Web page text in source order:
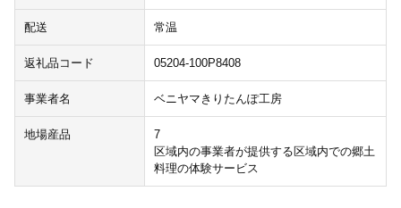
配送 常温
返礼品コード 05204-100P8408
事業者名 ベニヤマきりたんぽ工房
地場産品
7
区域内の事業者が提供する区域内での郷土
料理の体験サービス